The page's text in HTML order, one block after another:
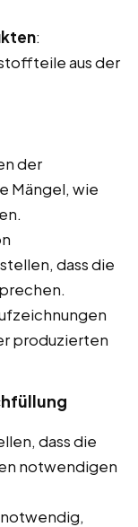
:
aus der
der
Mängel, wie
dass die
produzierten
dass die
notwendigen
notwendig,